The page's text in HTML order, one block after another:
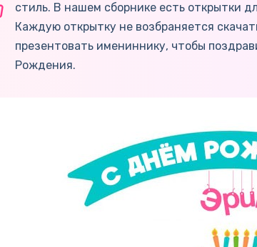
стиль. В нашем сборнике есть открытки
Каждую открытку не возбраняется
презентовать имениннику, чтобы
Рождения.